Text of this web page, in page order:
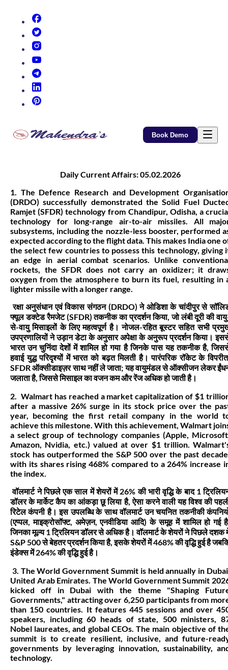
Book Demo
Daily Current Affairs: 05.02.2026
1. The Defence Research and Development
(DRDO) successfully demonstrated the Solid Fuel
Ramjet (SFDR) technology from Chandipur, Odisha, a
technology for long-range air-to-air missiles. All
subsystems, including the nozzle-less booster, performed
expected according to the flight data. This makes India one
the select few countries to possess this technology, giving
an edge in aerial combat scenarios. Unlike
rockets, the SFDR does not carry an oxidizer; it
oxygen from the atmosphere to burn its fuel, resulting in
lighter missile with a longer range.
रक्षा अनुसंधान एवं विकास संगठन (DRDO) ने ओडिशा के चांदीपुर से
फ्यूल डक्टेड रैमजेट (SFDR) तकनीक का प्रदर्शन किया, जो लंबी दूरी की
से-वायु मिसाइलों के लिए महत्वपूर्ण है। नोजल-रहित बूस्टर सहित सभी
उपप्रणालियों ने उड़ान डेटा के अनुसार अपेक्षा के अनुरूप प्रदर्शन किया।
भारत उन चुनिंदा देशों में शामिल हो गया है जिनके पास यह तकनीक है,
हवाई युद्ध परिदृश्यों में भारत को बढ़त मिलती है। पारंपरिक रॉकेट के
SFDR ऑक्सीडाइज़र साथ नहीं ले जाता; यह वायुमंडल से ऑक्सीजन लेकर
जलाता है, जिससे मिसाइल का वजन कम और रेंज अधिक हो जाती है।
2. Walmart has reached a market capitalization of $1
after a massive 26% surge in its stock price over the
year, becoming the first retail company in the world
achieve this milestone. With this achievement, Walmart
a select group of technology companies (Apple,
Amazon, Nvidia, etc.) valued at over $1 trillion.
stock has outperformed the S&P 500 over the past
with its shares rising 468% compared to a 264% increase
the index.
वॉलमार्ट ने पिछले एक साल में शेयरों में 26% की भारी वृद्धि के बाद 1
डॉलर के मार्केट कैप का आंकड़ा छू लिया है, ऐसा करने वाली यह विश्व की
रिटेल कंपनी है। इस उपलब्धि के साथ वॉलमार्ट उन चयनित तकनीकी
(एप्पल, माइक्रोसॉफ्ट, अमेज़न, एनवीडिया आदि) के समूह में शामिल हो गई
जिनका मूल्य 1 ट्रिलियन डॉलर से अधिक है। वॉलमार्ट के शेयरों ने पिछले दशक
S&P 500 से बेहतर प्रदर्शन किया है, इसके शेयरों में 468% की वृद्धि हुई है
इंडेक्स में 264% की वृद्धि हुई है।
3. The World Government Summit is held annually in
United Arab Emirates. The World Government Summit
kicked off in Dubai with the theme "Shaping
Governments," attracting over 6,250 participants from
than 150 countries. It features 445 sessions and over
speakers, including 60 heads of state, 500 ministers,
Nobel laureates, and global CEOs. The main objective of
summit is to create resilient, inclusive, and future-
governments by leveraging innovation, sustainability,
technology.